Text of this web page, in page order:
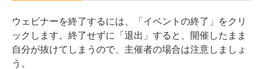
ウェビナーを終了するには、「イベントの終了」をクリ
ックします。終了せずに「退出」すると、開催したまま
自分が抜けてしまうので、主催者の場合は注意しましょ
う。